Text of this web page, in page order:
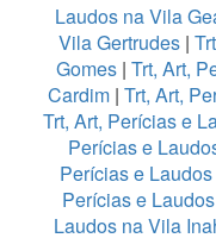
Laudos na Vila
Vila Gertrudes |
Gomes | Trt, Art,
Cardim| Trt, Art,
Trt, Art, Perícias e
Perícias e
Perícias e
Perícias e
Laudos na Vila